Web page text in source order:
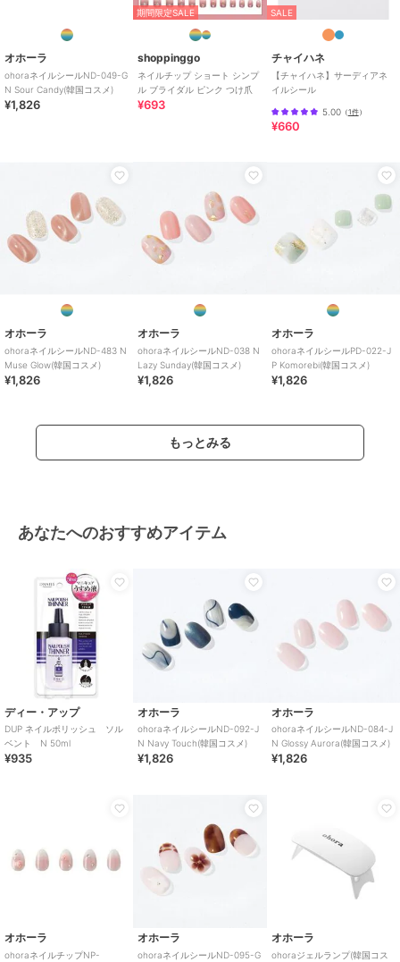
オホーラ オホーラ
ohoraネイルシールND-
オホーラ
ohoraネイルシールND-
050-G N Drift(韓国コス
¥1,826 再入荷
ohoraネイルシールND-
077-J N Green Tea(韓
国コスメ)
¥ 1,826 再入荷
ohoraネイルシールND-
049-J N Coy Check(韓
国コスメ)
1,826 再入荷
オホーラ
ohoraネイルシールND-049-G
N Sour Candy(韓国コスメ)
¥1,826
期間限定SALE
shoppinggo
ネイルチップ ショート シンプ
ル ブライダル ピンク つけ爪
¥693
SALE
チャイハネ
【チャイハネ】サーディアネ
イルシール
5.00（1件）
¥660
オホーラ
ohoraネイルシールND-483 N
Muse Glow(韓国コスメ)
¥1,826
オホーラ
ohoraネイルシールND-038 N
Lazy Sunday(韓国コスメ)
¥1,826
オホーラ
ohoraネイルシールPD-022-J
P Komorebi(韓国コスメ)
¥1,826
もっとみる
あなたへのおすすめアイテム
ディー・アップ
DUP ネイルポリッシュ ソル
ベント N 50ml
¥935
オホーラ
ohoraネイルシールND-092-J
N Navy Touch(韓国コスメ)
¥1,826
オホーラ
ohoraネイルシールND-084-J
N Glossy Aurora(韓国コスメ)
¥1,826
オホーラ
ohoraネイルチップNP-
オホーラ
ohoraネイルシールND-095-G
オホーラ
ohoraジェルランプ(韓国コス